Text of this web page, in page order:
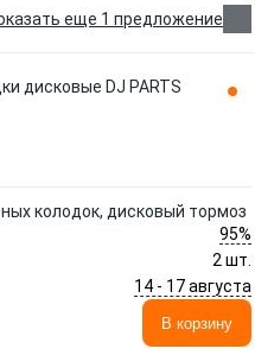
еще 1 предложение
дисковые DJ PARTS
колодок, дисковый тормоз
95%
2 шт.
14 - 17 августа
В корзину